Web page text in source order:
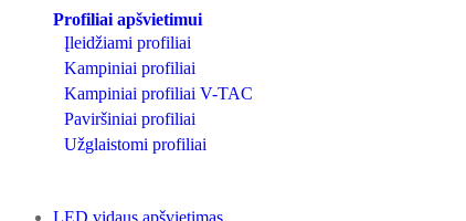
Profiliai apšvietimui
Įleidžiami profiliai
Kampiniai profiliai
Kampiniai profiliai V-TAC
Paviršiniai profiliai
Užglaistomi profiliai
LED vidaus apšvietimas